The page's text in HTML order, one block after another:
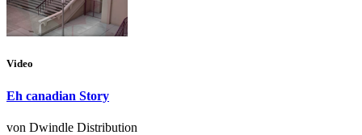
Video
Eh canadian Story
von Dwindle Distribution